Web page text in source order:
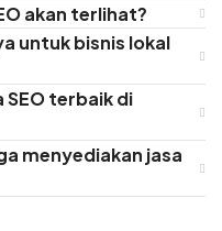
akan terlihat?
untuk bisnis lokal
SEO terbaik di
menyediakan jasa